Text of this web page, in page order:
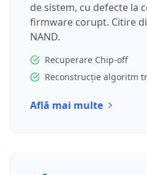
de sistem, cu defecte la
firmware corupt. Citire
NAND.
Recuperare Chip-off
Reconstrucție algoritm
Află mai multe